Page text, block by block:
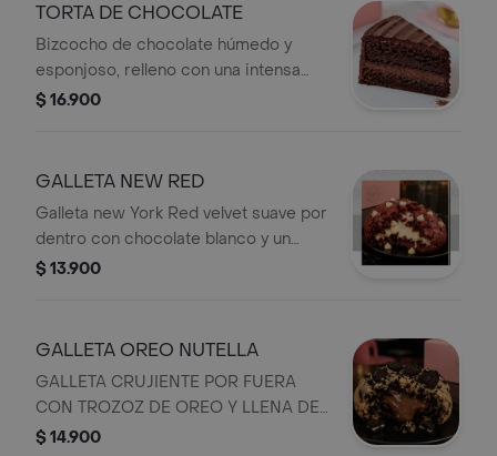
TORTA DE CHOCOLATE
Bizcocho de chocolate húmedo y
esponjoso, relleno con una intensa
crema de chocolate y cubierto con
del chocolate.
$ 16.900
GALLETA NEW RED
Galleta new York Red velvet suave por
dentro con chocolate blanco y un
cremoso FROSTIN de queso por
$ 13.900
GALLETA OREO NUTELLA
GALLETA CRUJIENTE POR FUERA
CON TROZOZ DE OREO Y LLENA DE
UN DELICIOSO SABOR A NUTELLA
$ 14.900